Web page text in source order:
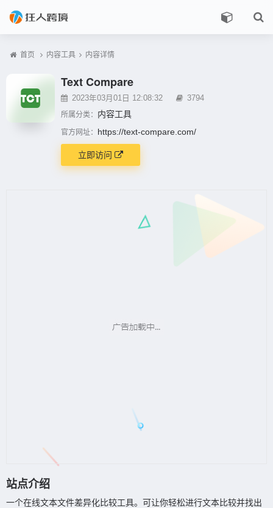
首页 内容工具 内容详情
Text Compare
2023年03月01日 12:08:32
3794
所属分类： 内容工具
官方网址： https://text-compare.com/
立即访问
站点介绍
一个在线文本文件差异化比较工具。可让你轻松进行文本比较并找出